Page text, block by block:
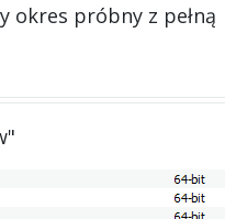
okres próbny z pełną